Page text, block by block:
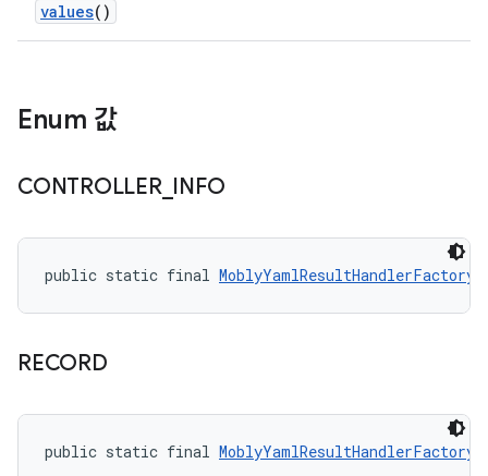
values()
Enum 값
CONTROLLER_ INFO
public static final
RECORD
public static final